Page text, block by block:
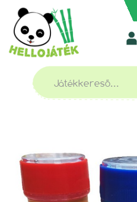
FŐOLDAL » KERTI, KÜLTÉRI